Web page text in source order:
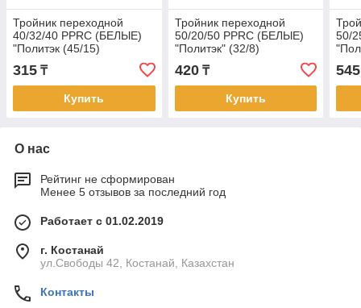
Тройник переходной
40/32/40 PPRC (БЕЛЫЕ)
"Политэк (45/15)
315 ₸
Купить
Тройник переходной
50/20/50 PPRC (БЕЛЫЕ)
"Политэк" (32/8)
420₸
Купить
50/
545
О нас
Рейтинг не сформирован
Менее 5 отзывов за последний год
Работает с 01.02.2019
г. Костанай
ул.Свободы 42, Костанай, Казахстан
Контакты